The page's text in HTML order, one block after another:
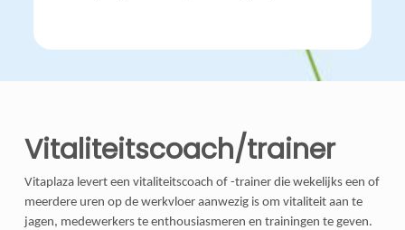
Vitaliteitscoach/trainer
Vitaplaza levert een vitaliteitscoach of -trainer die wekelijks een of
meerdere uren op de werkvloer aanwezig is om vitaliteit aan te
jagen, medewerkers te enthousiasmeren en trainingen te geven.